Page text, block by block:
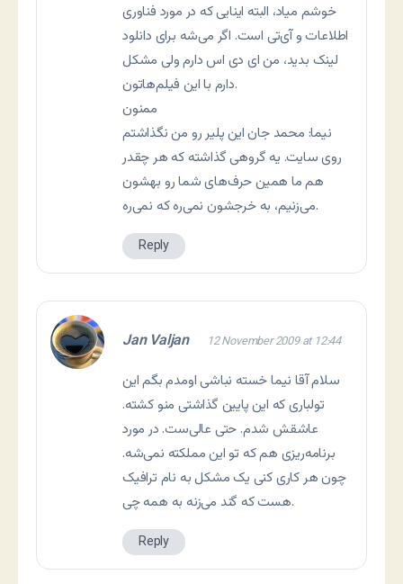
خوشم میاد، البته اینایی که در مورد فناوری
اطلاعات و آی‌تی است. اگر می‌شه برای دانلود
لینک بدید، من ای دی اس دارم ولی مشکل
دارم با این فیلم‌هاتون.
ممنون
نیما: محمد جان این پلیر رو من نگذاشتم
روی سایت. یه گروهی گذاشته که هر چقدر
هم ما همین حرف‌های شما رو بهشون
می‌زنیم، به خرجشون نمی‌ره که نمی‌ره.
Reply
Jan Valjan 12 November 2009 at 12:44
سلام آقا نیما خسته نباشی اومدم بگم این
تولباری که این پایین گذاشتی منو کشته.
عاشقش شدم. حتی عالی‌ست. در مورد
برنامه‌ریزی هم که تو این مملکته نمی‌شه.
چون هر کاری کنی یک مشکل به نام ترافیک
هست که گند می‌زنه به همه چی.
Reply